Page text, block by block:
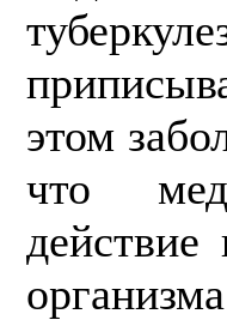
этом
что мед